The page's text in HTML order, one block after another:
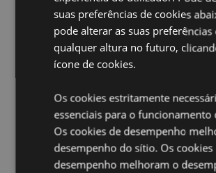
Asterix, Obelix & Idefix Lápis com Detalhe
Material:Madeira e PVC
Informações sobre a licença:Este
totalmente licenciado e pode ser
Ampliar informação:
Quer saber mais acerca de comprar
a nossaGuia de informação para o
suas preferências de cookies
pode alterar as suas preferências
qualquer altura no futuro,
ícone de cookies.
Os cookies estritamente
essenciais para o funcionamento
Os cookies de desempenho
desempenho do sítio. Os cookies
desempenho melhoram o